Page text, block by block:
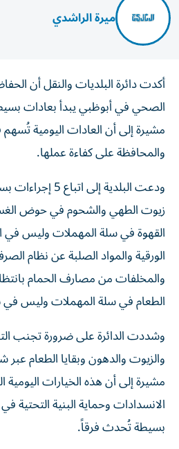
ميرة الراشدي
أكدت دائرة البلديات والنقل أن
الصحي في أبوظبي يبدأ بعادات
مشيرة إلى أن العادات اليومية
والمحافظة على كفاءة عملها.
ودعت البلدية
زيوت الطهي والشحوم في حوض
القهوة في سلة المهملات وليس في
الورقية والمواد الصلبة عن نظام
والمخلفات من مصارف الحمام
الطعام في سلة المهملات وليس
وشددت الدائرة على ضرورة تجنب
والزيوت والدهون وبقايا الطعام
مشيرة إلى أن هذه الخيارات
الانسدادات وحماية البنية
بسيطة تُحدث فرقاً.